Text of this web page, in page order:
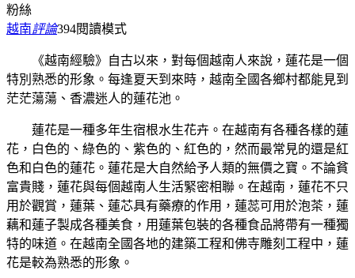
粉絲
越南評論394閱讀模式
《越南經驗》自古以來，對每個越南人來說，蓮花是一個
特別熟悉的形象。每逢夏天到來時，越南全國各鄉村都能見到
茫茫蕩蕩、香濃迷人的蓮花池。
蓮花是一種多年生宿根水生花卉。在越南有各種各樣的蓮
花，白色的、綠色的、紫色的、紅色的，然而最常見的還是紅
色和白色的蓮花。蓮花是大自然給予人類的無價之寶。不論貧
富貴賤，蓮花與每個越南人生活緊密相聯。在越南，蓮花不只
用於觀賞，蓮葉、蓮芯具有藥療的作用，蓮蕊可用於泡茶，蓮
藕和蓮子製成各種美食，用蓮葉包裝的各種食品將帶有一種獨
特的味道。在越南全國各地的建築工程和佛寺雕刻工程中，蓮
花是較為熟悉的形象。